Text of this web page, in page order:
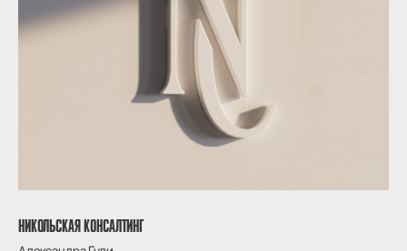
НИКОЛЬСКАЯ КОНСАЛТИНГ